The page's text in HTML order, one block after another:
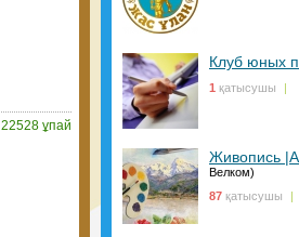
22528 ұпай
Клуб юных
1 қатысушы |
Живопись
Велком)
87 қатысушы |